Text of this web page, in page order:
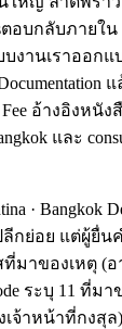
อบกลับภายใน
บงานเราออกแ
แ
อ้างอิงหนั
และ
· Bangkok
ลีกย่อย แต่ผู้ยื่
ที่มาของเหตุ (
ระบุ 11 ที่ม
จ้าหน้าที่กงสุล